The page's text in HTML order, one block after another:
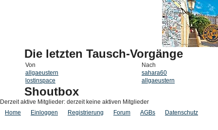
Die letzten Tausch-Vorgänge
Von
Nach
allgaeustern
sahara60
lostinspace
allgaeustern
Shoutbox
Derzeit aktive Mitglieder: derzeit keine aktiven Mitglieder
Home
Einloggen Registrierung Forum AGBs Datenschutz